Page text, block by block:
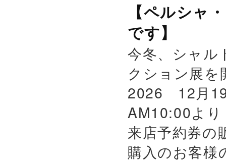
【ペルシャ
です】
今冬、シャル
クション展
2026 12月19
AM10:00よ
来店予約券の
購入のお客様